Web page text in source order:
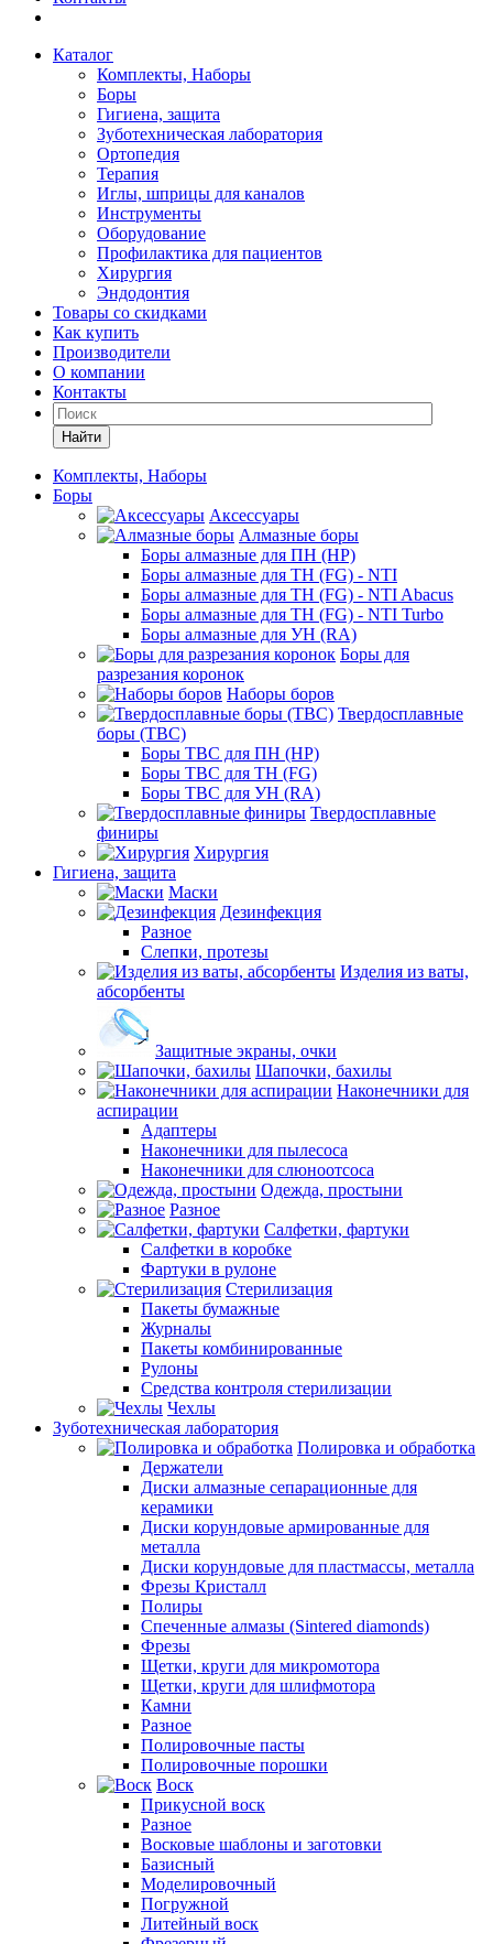
Каталог
Комплекты, Наборы
Боры
Гигиена, защита
Зуботехническая лаборатория
Ортопедия
Терапия
Иглы, шприцы для каналов
Инструменты
Оборудование
Профилактика для пациентов
Хирургия
Эндодонтия
Товары со скидками
Как купить
Производители
О компании
Контакты
Найти
Комплекты, Наборы
Боры
Аксессуары
Алмазные боры
Боры алмазные для ПН (HP)
Боры алмазные для ТН (FG) - NTI
Боры алмазные для ТН (FG) - NTI Abacus
Боры алмазные для ТН (FG) - NTI Turbo
Боры алмазные для УН (RA)
Боры для
разрезания коронок
Наборы боров
Твердосплавные
боры (ТВС)
Боры ТВС для ПН (HP)
Боры ТВС для ТН (FG)
Боры ТВС для УН (RA)
Твердосплавные
финиры
Хирургия
Гигиена, защита
Маски
Дезинфекция
Разное
Слепки, протезы
Изделия из ваты,
абсорбенты
Защитные экраны, очки
Шапочки, бахилы
Наконечники для
аспирации
Адаптеры
Наконечники для пылесоса
Наконечники для слюноотсоса
Одежда, простыни
Разное
Салфетки, фартуки
Салфетки в коробке
Фартуки в рулоне
Стерилизация
Пакеты бумажные
Журналы
Пакеты комбинированные
Рулоны
Средства контроля стерилизации
Чехлы
Зуботехническая лаборатория
Полировка и обработка
Держатели
Диски алмазные сепарационные для
керамики
Диски корундовые армированные для
металла
Диски корундовые для пластмассы, металла
Фрезы Кристалл
Полиры
Спеченные алмазы (Sintered diamonds)
Фрезы
Щетки, круги для микромотора
Щетки, круги для шлифмотора
Камни
Разное
Полировочные пасты
Полировочные порошки
Воск
Прикусной воск
Разное
Восковые шаблоны и заготовки
Базисный
Моделировочный
Погружной
Литейный воск